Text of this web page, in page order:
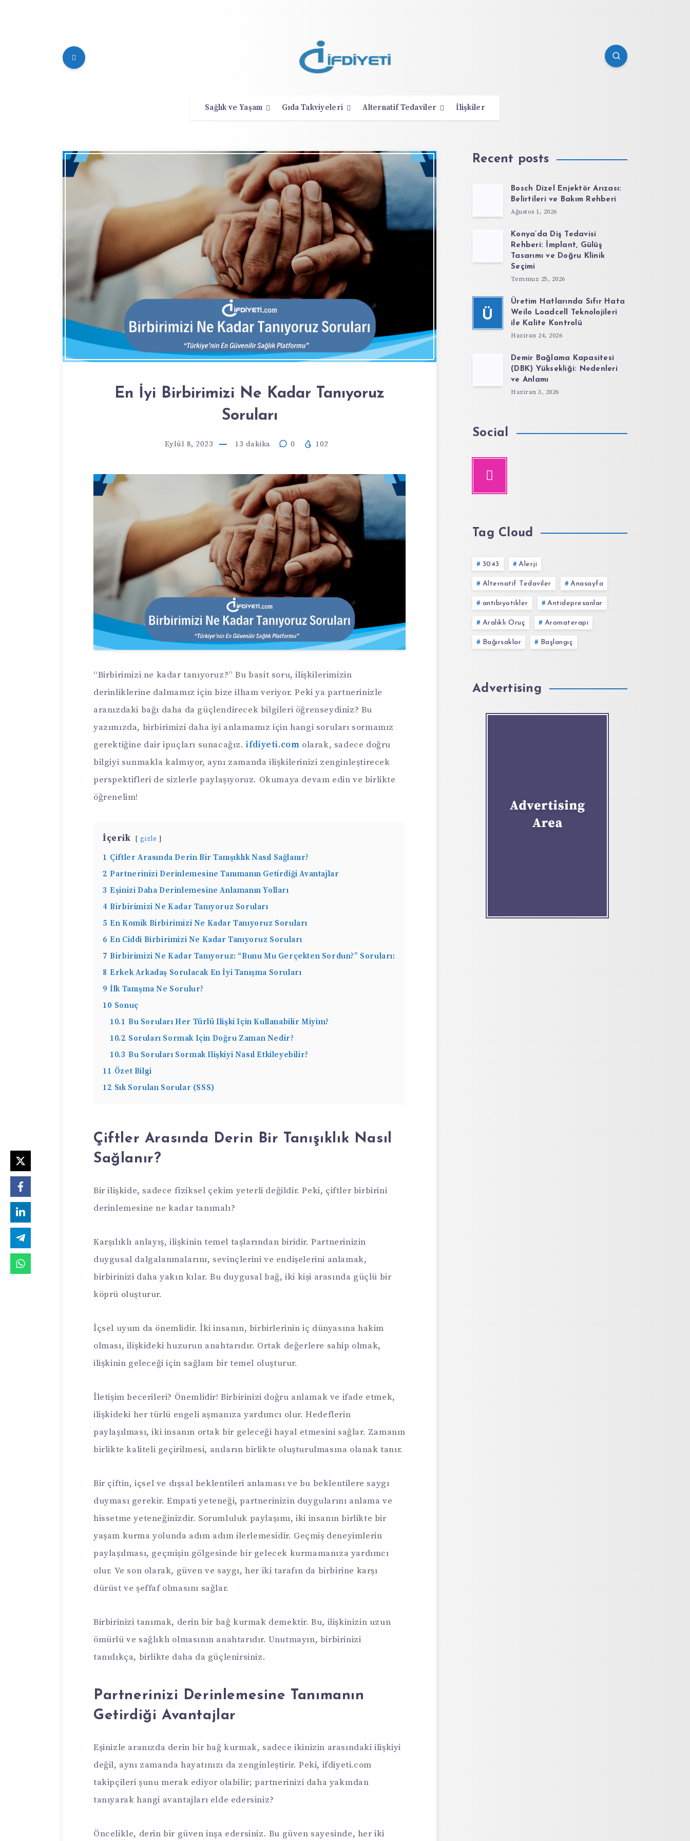
Sağlık ve Yaşam Gıda Takviyeleri Alternatif Tedaviler İlişkiler
En İyi Birbirimizi Ne Kadar Tanıyoruz
Soruları
Eylül 8, 2023 13 dakika 0 102
“Birbirimizi ne kadar tanıyoruz?” Bu basit soru, ilişkilerimizin
derinliklerine dalmamız için bize ilham veriyor. Peki ya partnerinizle
aranızdaki bağı daha da güçlendirecek bilgileri öğrenseydiniz? Bu
yazımızda, birbirimizi daha iyi anlamamız için hangi soruları sormamız
gerektiğine dair ipuçları sunacağız.ifdiyeti.com olarak, sadece doğru
bilgiyi sunmakla kalmıyor, aynı zamanda ilişkilerinizi zenginleştirecek
perspektifleri de sizlerle paylaşıyoruz. Okumaya devam edin ve birlikte
öğrenelim!
İçerik gizle
1 Çiftler Arasında Derin Bir Tanışıklık Nasıl Sağlanır?
2 Partnerinizi Derinlemesine Tanımanın Getirdiği Avantajlar
3 Eşinizi Daha Derinlemesine Anlamanın Yolları
4 Birbirimizi Ne Kadar Tanıyoruz Soruları
5 En Komik Birbirimizi Ne Kadar Tanıyoruz Soruları
6 En Ciddi Birbirimizi Ne Kadar Tanıyoruz Soruları
7 Birbirimizi Ne Kadar Tanıyoruz: “Bunu Mu Gerçekten Sordun?” Soruları:
8 Erkek Arkadaş Sorulacak En İyi Tanışma Soruları
9 İlk Tanışma Ne Sorulur?
10 Sonuç
10.1 Bu Soruları Her Türlü Ilişki Için Kullanabilir Miyim?
10.2 Soruları Sormak Için Doğru Zaman Nedir?
10.3 Bu Soruları Sormak Ilişkiyi Nasıl Etkileyebilir?
11 Özet Bilgi
12 Sık Sorulan Sorular (SSS)
Çiftler Arasında Derin Bir Tanışıklık Nasıl
Sağlanır?
Bir ilişkide, sadece fiziksel çekim yeterli değildir. Peki, çiftler birbirini
derinlemesine ne kadar tanımalı?
Karşılıklı anlayış, ilişkinin temel taşlarından biridir. Partnerinizin
duygusal dalgalanmalarını, sevinçlerini ve endişelerini anlamak,
birbirinizi daha yakın kılar. Bu duygusal bağ, iki kişi arasında güçlü bir
köprü oluşturur.
İçsel uyum da önemlidir. İki insanın, birbirlerinin iç dünyasına hakim
olması, ilişkideki huzurun anahtarıdır. Ortak değerlere sahip olmak,
ilişkinin geleceği için sağlam bir temel oluşturur.
İletişim becerileri? Önemlidir! Birbirinizi doğru anlamak ve ifade etmek,
ilişkideki her türlü engeli aşmanıza yardımcı olur. Hedeflerin
paylaşılması, iki insanın ortak bir geleceği hayal etmesini sağlar. Zamanın
birlikte kaliteli geçirilmesi, anıların birlikte oluşturulmasına olanak tanır.
Bir çiftin, içsel ve dışsal beklentileri anlaması ve bu beklentilere saygı
duyması gerekir. Empati yeteneği, partnerinizin duygularını anlama ve
hissetme yeteneğinizdir. Sorumluluk paylaşımı, iki insanın birlikte bir
yaşam kurma yolunda adım adım ilerlemesidir. Geçmiş deneyimlerin
paylaşılması, geçmişin gölgesinde bir gelecek kurmamanıza yardımcı
olur. Ve son olarak, güven ve saygı, her iki tarafın da birbirine karşı
dürüst ve şeffaf olmasını sağlar.
Birbirinizi tanımak, derin bir bağ kurmak demektir. Bu, ilişkinizin uzun
ömürlü ve sağlıklı olmasının anahtarıdır. Unutmayın, birbirinizi
tanıdıkça, birlikte daha da güçlenirsiniz.
Partnerinizi Derinlemesine Tanımanın
Getirdiği Avantajlar
Eşinizle aranızda derin bir bağ kurmak, sadece ikinizin arasındaki ilişkiyi
değil, aynı zamanda hayatınızı da zenginleştirir. Peki, ifdiyeti.com
takipçileri şunu merak ediyor olabilir; partnerinizi daha yakından
tanıyarak hangi avantajları elde edersiniz?
Öncelikle, derin bir güven inşa edersiniz. Bu güven sayesinde, her iki
Recent posts
Bosch Dizel Enjektör Arızası:
Belirtileri ve Bakım Rehberi
Ağustos 1, 2026
Konya’da Diş Tedavisi
Rehberi: İmplant, Gülüş
Tasarımı ve Doğru Klinik
Seçimi
Temmuz 25, 2026
Ü
Üretim Hatlarında Sıfır Hata
Weilo Loadcell Teknolojileri
ile Kalite Kontrolü
Haziran 24, 2026
Demir Bağlama Kapasitesi
(DBK) Yüksekliği: Nedenleri
ve Anlamı
Haziran 3, 2026
Social
Tag Cloud
3043 Alerji
Alternatif Tedaviler Anasayfa
antibiyotikler Antidepresanlar
Aralıklı Oruç Aromaterapi
Bağırsaklar Başlangıç
Advertising